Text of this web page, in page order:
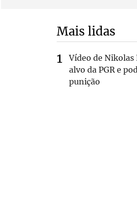
Mais lidas
Vídeo de Nikolas
alvo da PGR e
punição